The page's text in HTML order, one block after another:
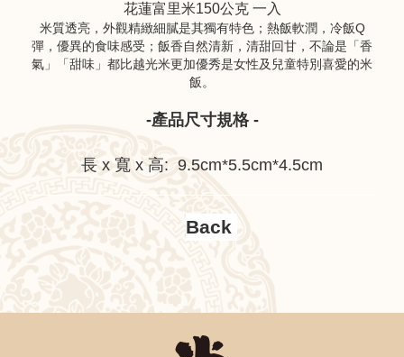
花蓮富里米150公克 一入
米質透亮，外觀精緻細膩是其獨有特色；熱飯軟潤，冷飯Q
彈，優異的食味感受；飯香自然清新，清甜回甘，不論是「香
氣」「甜味」都比越光米更加優秀是女性及兒童特別喜愛的米
飯。
-產品尺寸規格 -
長 x 寬 x 高: 9.5cm*5.5cm*4.5cm